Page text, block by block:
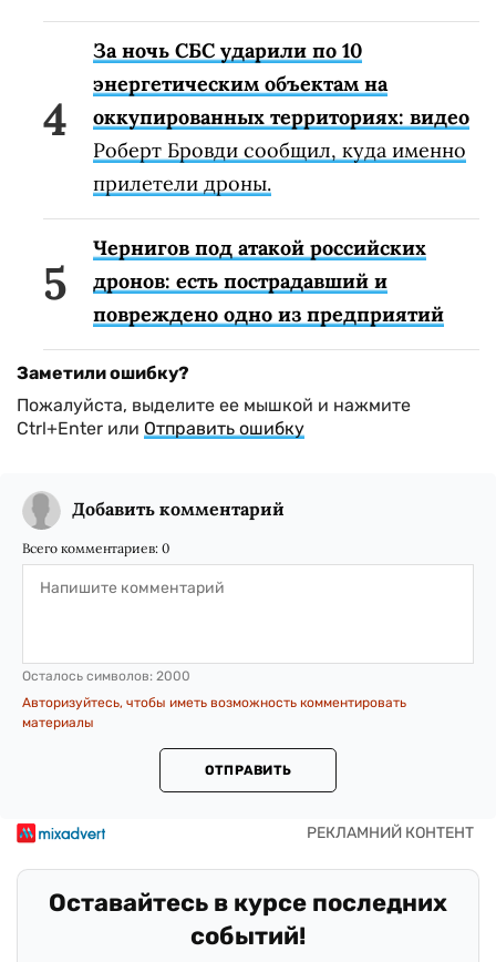
За ночь СБС ударили по 10
энергетическим объектам на
оккупированных территориях: видео
Роберт Бровди сообщил, куда именно
прилетели дроны.
Чернигов под атакой российских
дронов: есть пострадавший и
повреждено одно из предприятий
Заметили ошибку?
Пожалуйста, выделите ее мышкой и нажмите
Ctrl+Enter или Отправить ошибку
Добавить комментарий
Всего комментариев: 0
Осталось символов: 2000
Авторизуйтесь, чтобы иметь возможность комментировать
материалы
ОТПРАВИТЬ
Оставайтесь в курсе последних
событий!